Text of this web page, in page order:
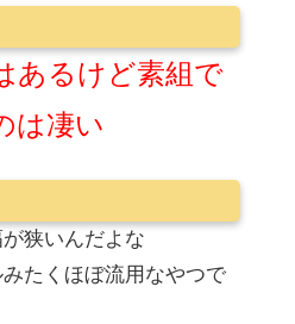
あるけど素組で
は凄い
狭いんだよな
たくほぼ流用なやつで